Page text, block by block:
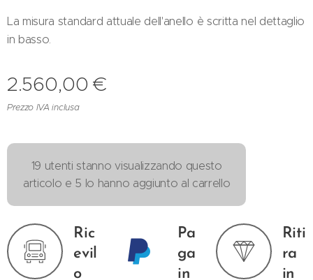
La misura standard attuale dell'anello è scritta nel dettaglio
in basso.
2.560,00 €
Prezzo IVA inclusa
19 utenti stanno visualizzando questo
articolo e 5 lo hanno aggiunto al carrello
Ric
evil
o
Pa
ga
in
Riti
ra
in